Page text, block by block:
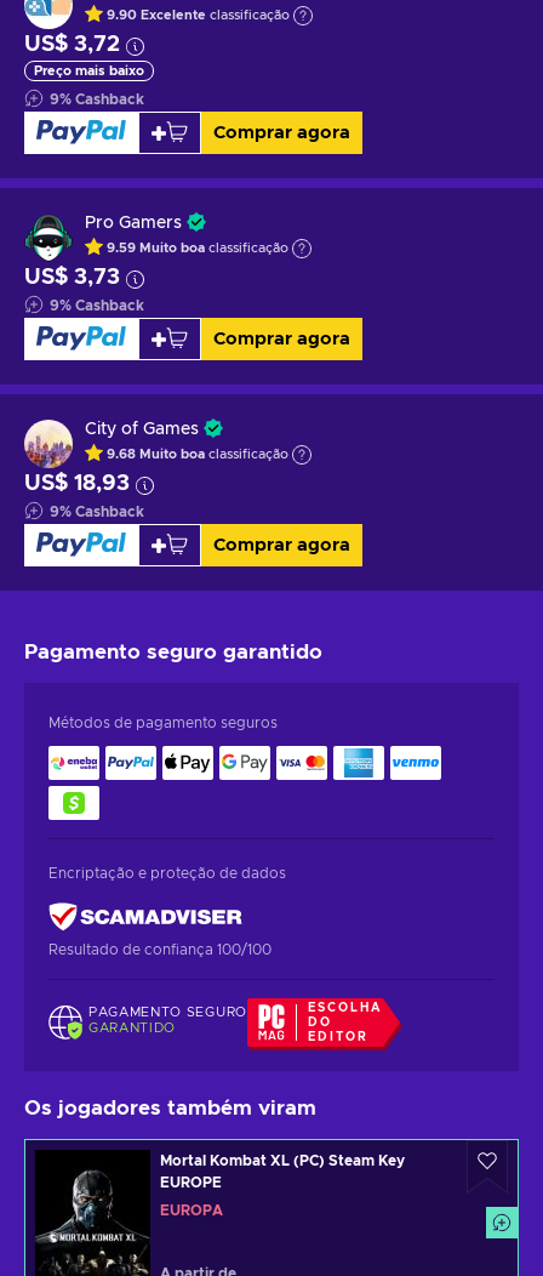
9.90 Excelente classificação
US$ 3,72
Preço mais baixo
9% Cashback
Comprar agora
Pro Gamers
9.59 Muito boa classificação
US$ 3,73
9% Cashback
Comprar agora
City of Games
9.68 Muito boa classificação
US$ 18,93
9% Cashback
Comprar agora
Pagamento seguro garantido
Métodos de pagamento seguros
Encriptação e proteção de dados
Resultado de confiança 100/100
PAGAMENTO SEGURO
GARANTIDO
ESCOLHA
DO
EDITOR
Os jogadores também viram
Mortal Kombat XL (PC) Steam Key
EUROPE
EUROPA
A partir de